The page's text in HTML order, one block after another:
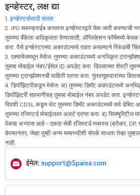
इन्व्हेस्टर, लक्ष द्या
1. इन्व्हेस्टर्ससाठी सल्ला
2. IPO सबस्क्राईब करताना इन्व्हेस्टरद्वारे चेक जारी करण्याची
तुमच्या बँकेला अधिकृतता देण्यासाठी, ॲप्लिकेशन फॉर्ममध्ये केवळ
करा. पैसे इन्व्हेस्टरच्या अकाउंटमध्ये राहत असल्याने रिफंडची
3. एक्सचेंजमधून मेसेज: तुमच्या अकाउंटमध्ये अनधिकृत
तुमचा मोबाईल नंबर/ईमेल ID अपडेट करा. दिवसाच्या शेवटी
तुमच्या ट्रान्झॅक्शनची माहिती प्राप्त करा. गुंतवणूकदारांच्या
4. डिपॉझिटरीकडून मेसेज: अ) तुमच्या डिमॅट अकाउंटमध्ये
डिपॉझिटरी सहभागीसह तुमचा मोबाईल नंबर अपडेट करा.
दिवशी CDSL कडून थेट तुमच्या डिमॅट अकाउंटमध्ये सर्व डेबिट
तुमच्या रजिस्टर्ड मोबाईलवर अलर्ट प्राप्त करा. ब) सिक्युरिटीज
वेळचा अभ्यास आहे - एकदा सेबी रजिस्टर्ड मध्यस्थ (ब्रोकर,
केल्यानंतर, जेव्हा तुम्ही अन्य मध्यस्थीशी संपर्क साधता तेव्हा
नाही.
ईमेल: support@5paisa.com